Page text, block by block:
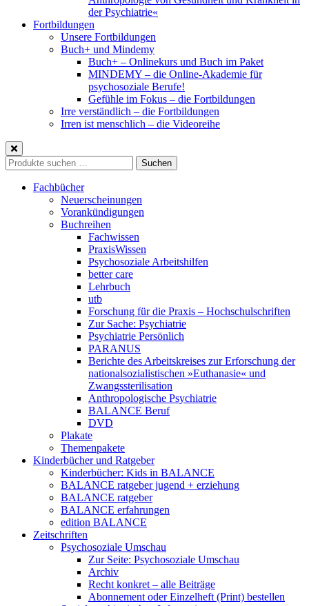
der Psychiatrie«
Fortbildungen
Unsere Fortbildungen
Buch+ und Mindemy
Buch+ – Onlinekurs und Buch im Paket
MINDEMY – die Online-Akademie für
psychosoziale Berufe!
Gefühle im Fokus – die Fortbildungen
Irre verständlich – die Fortbildungen
Irren ist menschlich – die Videoreihe
Suche
nach:
Suchen
Fachbücher
Neuerscheinungen
Vorankündigungen
Buchreihen
Fachwissen
PraxisWissen
Psychosoziale Arbeitshilfen
better care
Lehrbuch
utb
Forschung für die Praxis – Hochschulschriften
Zur Sache: Psychiatrie
Psychiatrie Persönlich
PARANUS
Berichte des Arbeitskreises zur Erforschung der
nationalsozialistischen »Euthanasie« und
Zwangssterilisation
Anthropologische Psychiatrie
BALANCE Beruf
DVD
Plakate
Themenpakete
Kinderbücher und Ratgeber
Kinderbücher: Kids in BALANCE
BALANCE ratgeber jugend + erziehung
BALANCE ratgeber
BALANCE erfahrungen
edition BALANCE
Zeitschriften
Psychosoziale Umschau
Zur Seite: Psychosoziale Umschau
Archiv
Recht konkret – alle Beiträge
Abonnement oder Einzelheft (Print) bestellen